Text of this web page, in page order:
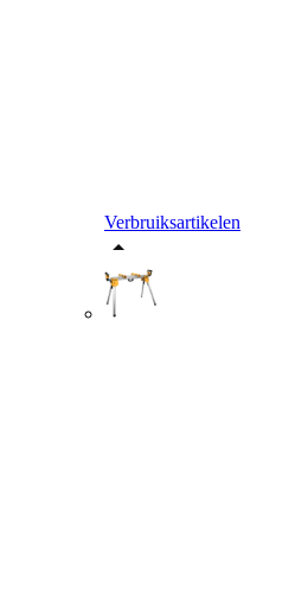
Verbruiksartikelen